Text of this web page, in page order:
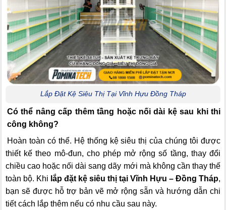
Lắp Đặt Kệ Siêu Thị Tại Vĩnh Hựu Đồng Tháp
Có thể nâng cấp thêm tầng hoặc nối dài kệ sau khi thi
công không?
Hoàn toàn có thể. Hệ thống kệ siêu thị của chúng tôi được
thiết kế theo mô-đun, cho phép mở rộng số tầng, thay đổi
chiều cao hoặc nối dài sang dãy mới mà không cần thay thế
toàn bộ. Khi lắp đặt kệ siêu thị tại Vĩnh Hựu – Đồng Tháp,
bạn sẽ được hỗ trợ bản vẽ mở rộng sẵn và hướng dẫn chi
tiết cách lắp thêm nếu có nhu cầu sau này.